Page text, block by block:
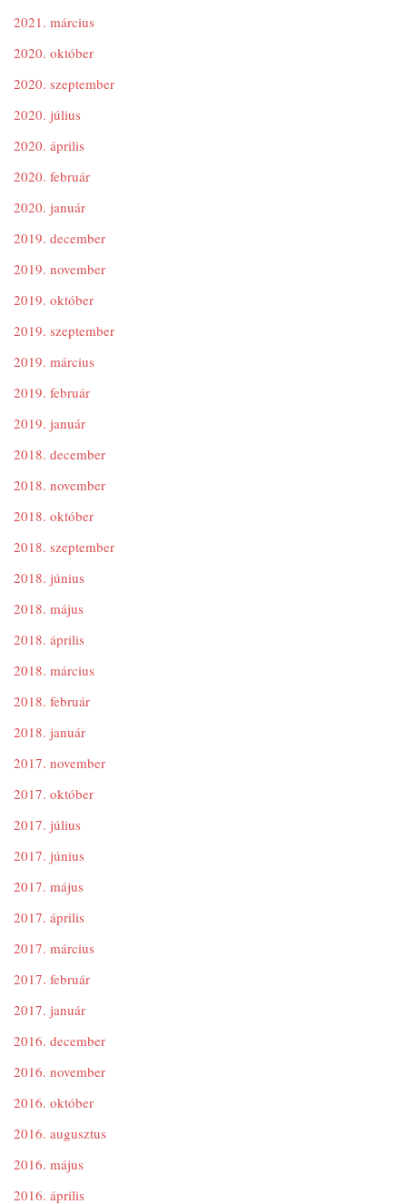
2021. március
2020. október
2020. szeptember
2020. július
2020. április
2020. február
2020. január
2019. december
2019. november
2019. október
2019. szeptember
2019. március
2019. február
2019. január
2018. december
2018. november
2018. október
2018. szeptember
2018. június
2018. május
2018. április
2018. március
2018. február
2018. január
2017. november
2017. október
2017. július
2017. június
2017. május
2017. április
2017. március
2017. február
2017. január
2016. december
2016. november
2016. október
2016. augusztus
2016. május
2016. április